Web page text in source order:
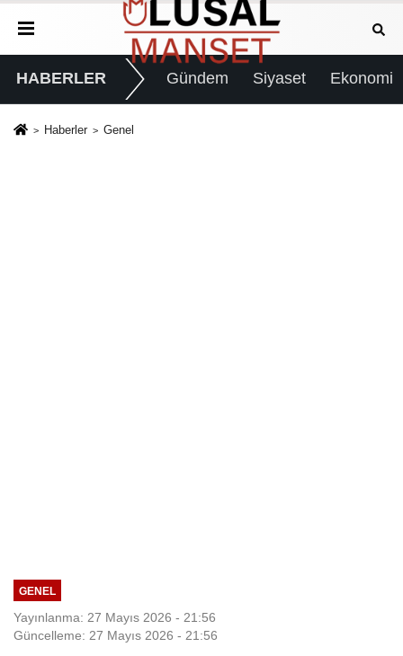
HABERLER Gündem Siyaset Ekonomi
Haberler Genel
GENEL
Yayınlanma: 27 Mayıs 2026 - 21:56
Güncelleme: 27 Mayıs 2026 - 21:56